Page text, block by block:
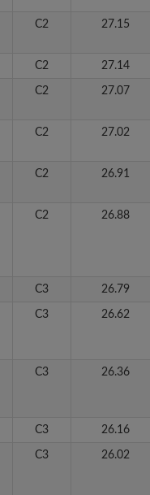
C2 27.15
C2 27.14
C2 27.07
C2 27.02
C2 26.91
C2 26.88
C3 26.79
C3 26.62
C3 26.36
C3 26.16
C3 26.02